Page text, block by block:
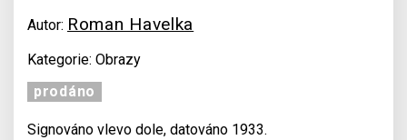
Autor: Roman Havelka
Kategorie: Obrazy
prodáno
Signováno vlevo dole, datováno 1933.